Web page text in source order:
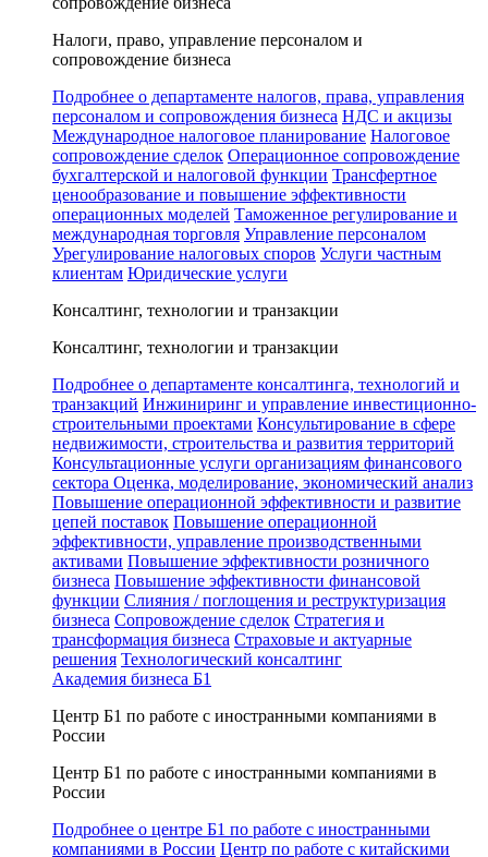
Налоги, право, управление персоналом и
сопровождение бизнеса
Подробнее о департаменте налогов, права, управления
персоналом и сопровождения бизнеса НДС и акцизы
Международное налоговое планирование Налоговое
сопровождение сделок Операционное сопровождение
бухгалтерской и налоговой функции Трансфертное
ценообразование и повышение эффективности
операционных моделей Таможенное регулирование и
международная торговля Управление персоналом
Урегулирование налоговых споров Услуги частным
клиентам Юридические услуги
Консалтинг, технологии и транзакции
Консалтинг, технологии и транзакции
Подробнее о департаменте консалтинга, технологий и
транзакций Инжиниринг и управление инвестиционно-
строительными проектами Консультирование в сфере
недвижимости, строительства и развития территорий
Консультационные услуги организациям финансового
сектора Оценка, моделирование, экономический анализ
Повышение операционной эффективности и развитие
цепей поставок Повышение операционной
эффективности, управление производственными
активами Повышение эффективности розничного
бизнеса Повышение эффективности финансовой
функции Слияния / поглощения и реструктуризация
бизнеса Сопровождение сделок Стратегия и
трансформация бизнеса Страховые и актуарные
решения Технологический консалтинг
Академия бизнеса Б1
Центр Б1 по работе с иностранными компаниями в
России
Центр Б1 по работе с иностранными компаниями в
России
Подробнее о центре Б1 по работе с иностранными
компаниями в России Центр по работе с китайскими